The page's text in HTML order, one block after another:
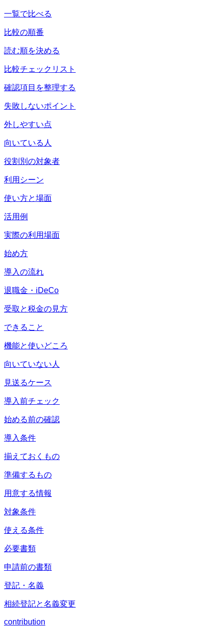
一覧で比べる
比較の順番
読む順を決める
比較チェックリスト
確認項目を整理する
失敗しないポイント
外しやすい点
向いている人
役割別の対象者
利用シーン
使い方と場面
活用例
実際の利用場面
始め方
導入の流れ
退職金・iDeCo
受取と税金の見方
できること
機能と使いどころ
向いていない人
見送るケース
導入前チェック
始める前の確認
導入条件
揃えておくもの
準備するもの
用意する情報
対象条件
使える条件
必要書類
申請前の書類
登記・名義
相続登記と名義変更
contribution